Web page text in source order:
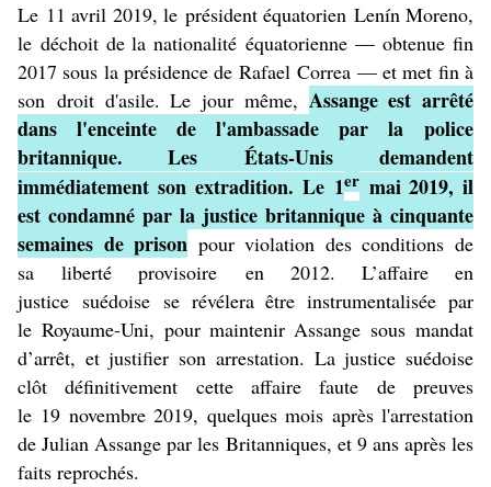
Le 11 avril 2019, le président équatorien Lenín Moreno,
le déchoit de la nationalité équatorienne — obtenue fin
2017 sous la présidence deRafael Correa— et met fin à
son droit d'asile. Le jour même, Assange est arrêté
dans l'enceinte de l'ambassade par la police
britannique. Les États-Unisdemandent
immédiatement sonextradition. Le 1ermai 2019, il
est condamné par la justice britannique à cinquante
semaines de prison pour violation des conditions de
saliberté provisoire en 2012. L’affaire en
justice suédoisese révélera être instrumentalisée par
leRoyaume-Uni, pour maintenir Assange sousmandat
d’arrêt, et justifier son arrestation. La justice suédoise
clôt définitivement cette affaire faute de preuves
le 19 novembre 2019, quelques mois après l'arrestation
de Julian Assange par les Britanniques, et 9 ans après les
faits reprochés.